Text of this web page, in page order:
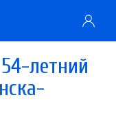
летний